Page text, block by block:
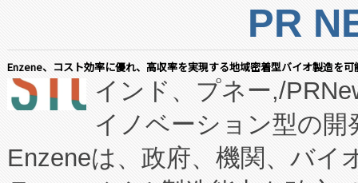
PR
Enzene、コスト効率に優れ、高収率を実現する地域密着型バイオ製造を
インド、プネー,/
イノベーション型の
Enzeneは、政府、機関、バイ